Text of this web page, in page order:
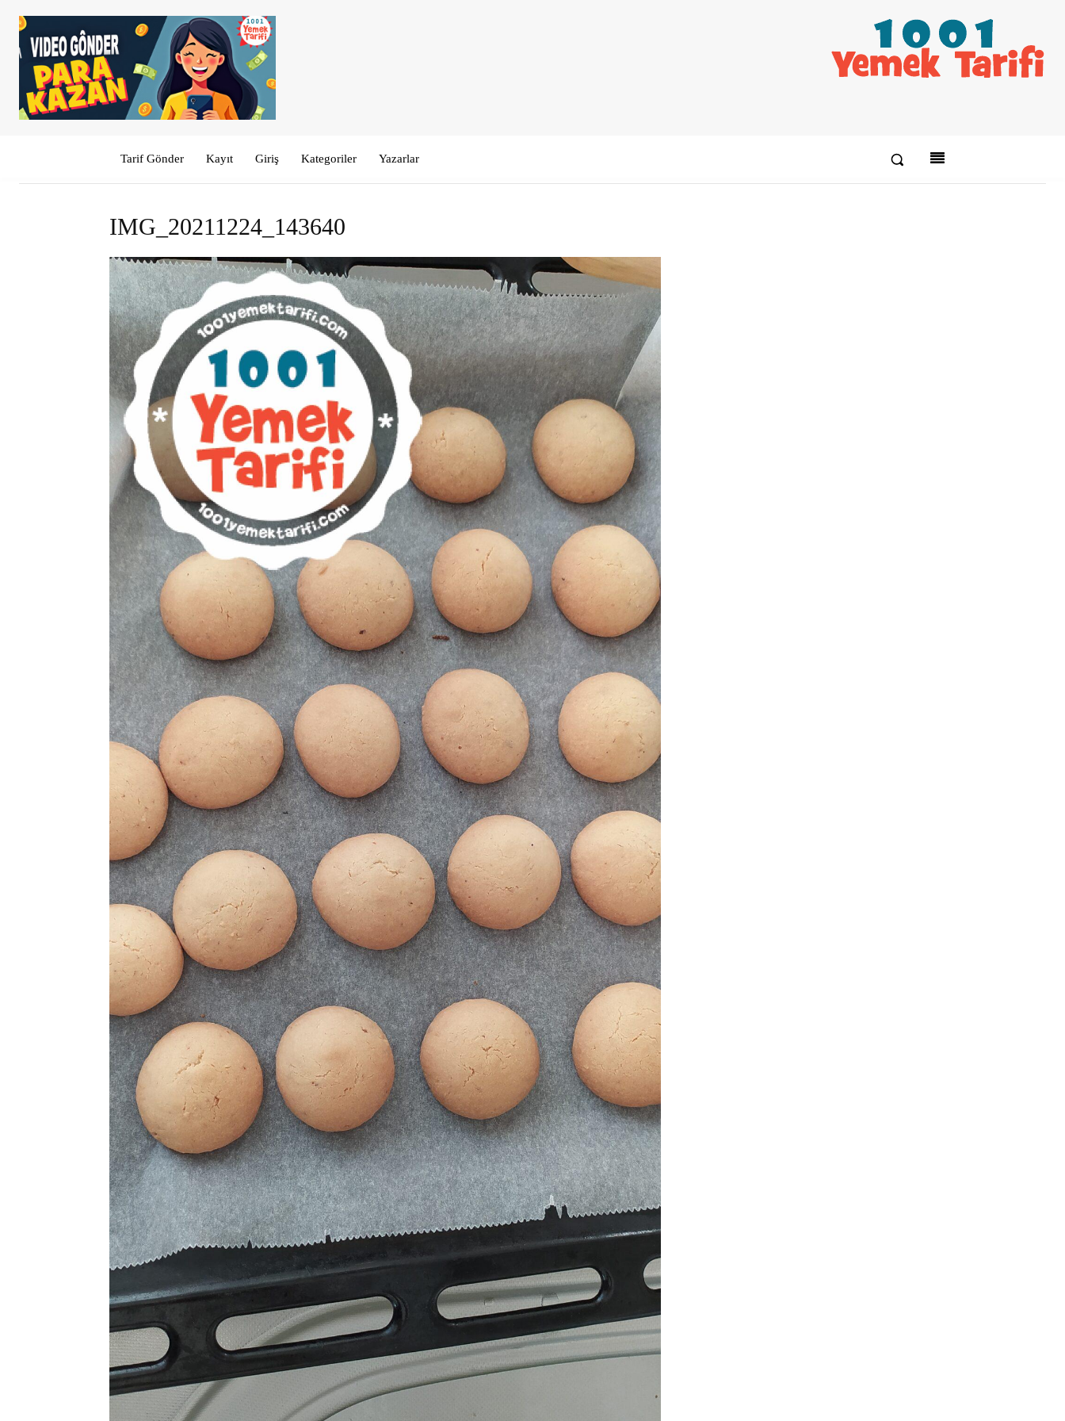
Tarif Gönder Kayıt Giriş Kategoriler Yazarlar
IMG_20211224_143640